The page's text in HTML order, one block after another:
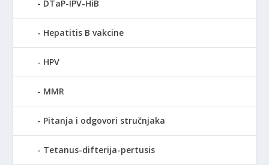
DTaP-IPV-HiB
Hepatitis B vakcine
HPV
MMR
Pitanja i odgovori stručnjaka
Tetanus-difterija-pertusis